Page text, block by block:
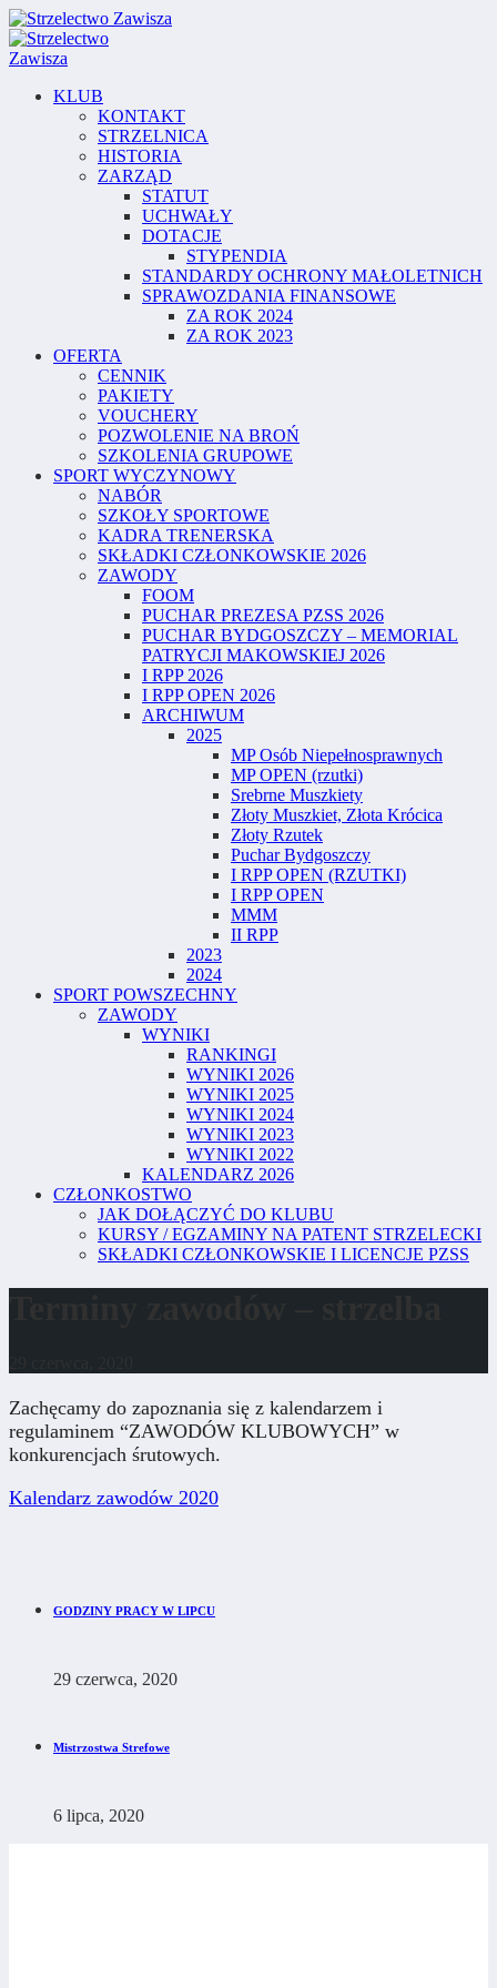
KLUB
KONTAKT
STRZELNICA
HISTORIA
ZARZĄD
STATUT
UCHWAŁY
DOTACJE
STYPENDIA
STANDARDY OCHRONY MAŁOLETNICH
SPRAWOZDANIA FINANSOWE
ZA ROK 2024
ZA ROK 2023
OFERTA
CENNIK
PAKIETY
VOUCHERY
POZWOLENIE NA BROŃ
SZKOLENIA GRUPOWE
SPORT WYCZYNOWY
NABÓR
SZKOŁY SPORTOWE
KADRA TRENERSKA
SKŁADKI CZŁONKOWSKIE 2026
ZAWODY
FOOM
PUCHAR PREZESA PZSS 2026
PUCHAR BYDGOSZCZY – MEMORIAL
PATRYCJI MAKOWSKIEJ 2026
I RPP 2026
I RPP OPEN 2026
ARCHIWUM
2025
MP Osób Niepełnosprawnych
MP OPEN (rzutki)
Srebrne Muszkiety
Złoty Muszkiet, Złota Krócica
Złoty Rzutek
Puchar Bydgoszczy
I RPP OPEN (RZUTKI)
I RPP OPEN
MMM
II RPP
2023
2024
SPORT POWSZECHNY
ZAWODY
WYNIKI
RANKINGI
WYNIKI 2026
WYNIKI 2025
WYNIKI 2024
WYNIKI 2023
WYNIKI 2022
KALENDARZ 2026
CZŁONKOSTWO
JAK DOŁĄCZYĆ DO KLUBU
KURSY / EGZAMINY NA PATENT STRZELECKI
SKŁADKI CZŁONKOWSKIE I LICENCJE PZSS
Zachęcamy do zapoznania się z kalendarzem i
regulaminem “ZAWODÓW KLUBOWYCH” w
konkurencjach śrutowych.
Kalendarz zawodów 2020
GODZINY PRACY W LIPCU
29 czerwca, 2020
Mistrzostwa Strefowe
6 lipca, 2020